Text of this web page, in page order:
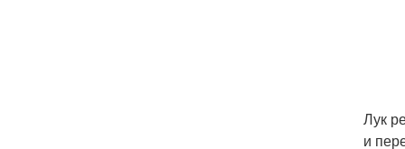
Лук
и